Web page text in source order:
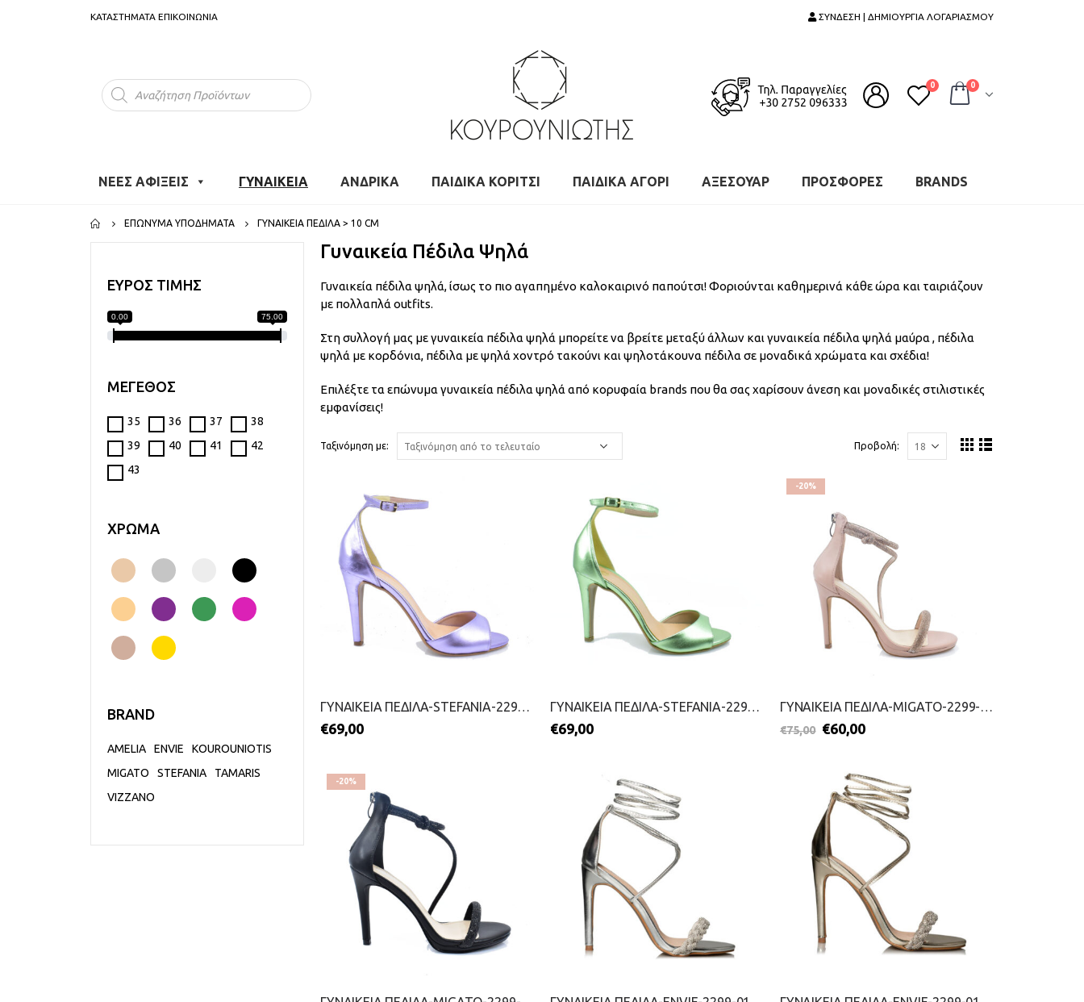
ΚΑΤΑΣΤΗΜΑΤΑ ΕΠΙΚΟΙΝΩΝΙΑ ΣΥΝΔΕΣΗ | ΔΗΜΙΟΥΡΓΙΑ ΛΟΓΑΡΙΑΣΜΟΥ
Products
search
0 0
ΝΕΕΣ ΑΦΙΞΕΙΣ ΓΥΝΑΙΚΕΙΑ ΑΝΔΡΙΚΑ ΠΑΙΔΙΚΑ ΚΟΡΙΤΣΙ ΠΑΙΔΙΚΑ ΑΓΟΡΙ ΑΞΕΣΟΥΑΡ ΠΡΟΣΦΟΡΕΣ BRANDS
ΕΠΏΝΥΜΑ ΥΠΟΔΉΜΑΤΑ ΓΥΝΑΙΚΕΊΑ ΠΈΔΙΛΑ > 10 CM
Γυναικεία Πέδιλα Ψηλά
Γυναικεία πέδιλα ψηλά, ίσως το πιο αγαπημένο καλοκαιρινό παπούτσι! Φοριούνται καθημερινά κάθε ώρα και ταιριάζουν
με πολλαπλά outfits.
Στη συλλογή μας με γυναικεία πέδιλα ψηλά μπορείτε να βρείτε μεταξύ άλλων και γυναικεία πέδιλα ψηλά μαύρα , πέδιλα
ψηλά με κορδόνια, πέδιλα με ψηλά χοντρό τακούνι και ψηλοτάκουνα πέδιλα σε μοναδικά χρώματα και σχέδια!
Επιλέξτε τα επώνυμα γυναικεία πέδιλα ψηλά από κορυφαία brands που θα σας χαρίσουν άνεση και μοναδικές στιλιστικές
εμφανίσεις!
Ταξινόμηση με: Προβολή:
ΓΥΝΑΙΚΕΙΑ ΠΕΔΙΛΑ-STEFANIA-2299-0700-ΜΩΒ
€69,00
ΓΥΝΑΙΚΕΙΑ ΠΕΔΙΛΑ-STEFANIA-2299-0700-ΠΡΑΣΙΝΟ
€69,00
-20%
ΓΥΝΑΙΚΕΙΑ ΠΕΔΙΛΑ-MIGATO-2299-0309-NUDE
€75,00 €60,00
-20%
ΕΥΡΟΣ ΤΙΜΗΣ
0.00 75.00
ΜΕΓΕΘΟΣ
35 36 37
38
39
40 41
42
43
ΧΡΩΜΑ
BRAND
AMELIA ENVIE
KOUROUNIOTIS
MIGATO
STEFANIA
TAMARIS
VIZZANO